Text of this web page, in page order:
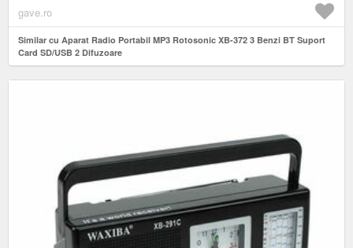
gave.ro
Similar cu Aparat Radio Portabil MP3 Rotosonic XB-372 3 Benzi BT Suport
Card SD/USB 2 Difuzoare